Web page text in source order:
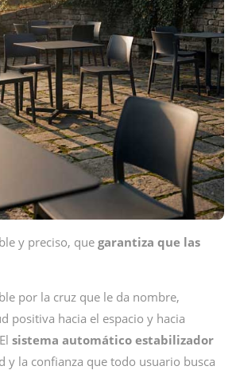
y preciso, que garantiza que las
por la cruz que le da nombre,
positiva hacia el espacio y hacia
sistema automático estabilizador
y la confianza que todo usuario busca